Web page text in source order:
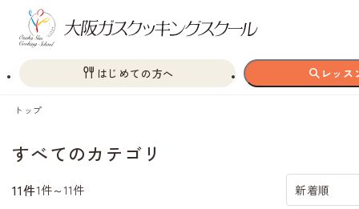
はじめての方へ レッス
トップ
すべてのカテゴリ
11件1件～11件 新着順